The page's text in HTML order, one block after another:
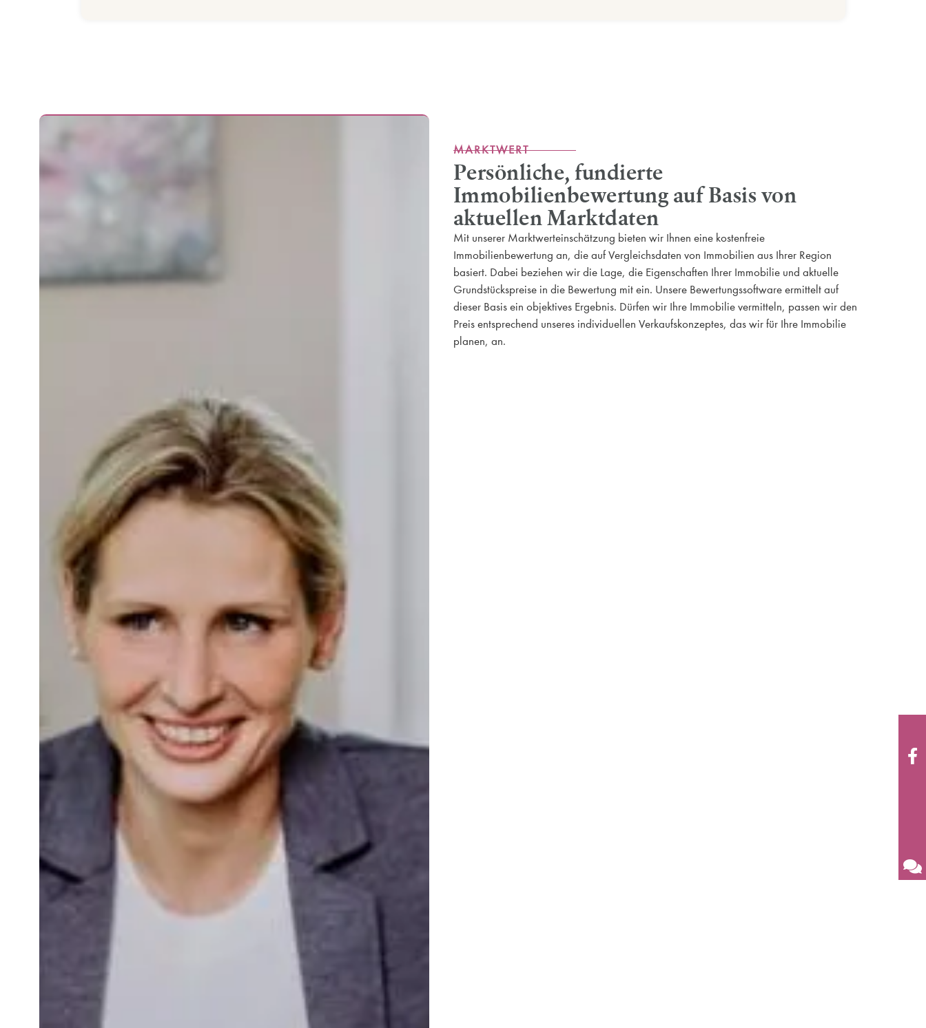
MARKTWERT
Persönliche, fundierte
Immobilienbewertung auf Basis von
aktuellen Marktdaten
Mit unserer Marktwerteinschätzung bieten wir Ihnen eine kostenfreie
Immobilienbewertung an, die auf Vergleichsdaten von Immobilien aus Ihrer Region
basiert. Dabei beziehen wir die Lage, die Eigenschaften Ihrer Immobilie und aktuelle
Grundstückspreise in die Bewertung mit ein. Unsere Bewertungssoftware ermittelt auf
dieser Basis ein objektives Ergebnis. Dürfen wir Ihre Immobilie vermitteln, passen wir den
Preis entsprechend unseres individuellen Verkaufskonzeptes, das wir für Ihre Immobilie
planen, an.